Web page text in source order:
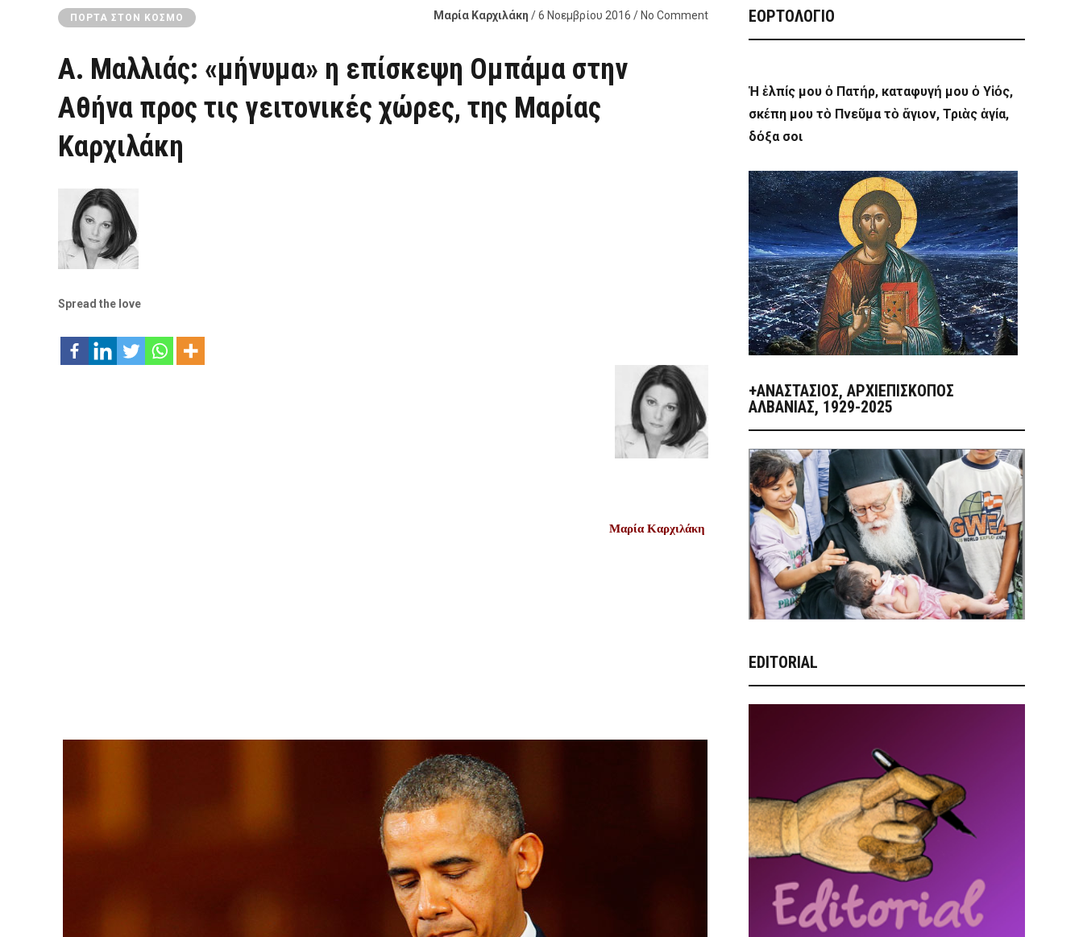
ΠΌΡΤΑ ΣΤΟΝ ΚΌΣΜΟ Μαρία Καρχιλάκη / 6 Νοεμβρίου 2016 / No Comment
Α. Μαλλιάς: «μήνυμα» η επίσκεψη Ομπάμα στην
Αθήνα προς τις γειτονικές χώρες, της Μαρίας
Καρχιλάκη
Spread the love
Μαρία Καρχιλάκη
ΕΟΡΤΟΛΟΓΙΟ
Ἡ ἐλπίς μου ὁ Πατήρ, καταφυγή μου ὁ Υἱός,
σκέπη μου τὸ Πνεῦμα τὸ ἅγιον, Τριὰς ἁγία,
δόξα σοι
+ΑΝΑΣΤΆΣΙΟΣ, ΑΡΧΙΕΠΊΣΚΟΠΟΣ
ΑΛΒΑΝΊΑΣ, 1929-2025
EDITORIAL